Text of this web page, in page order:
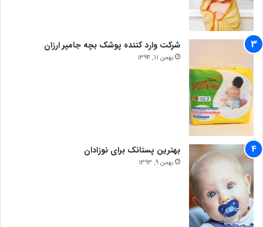
شرکت وارد کننده پوشک بچه جامپر ارزان
بهمن 11, 1394
بهترین پستانک برای نوزادان
بهمن 9, 1393